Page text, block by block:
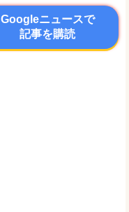
Googleニュースで
記事を購読